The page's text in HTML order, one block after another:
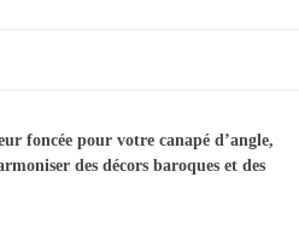
foncée pour votre canapé d’angle,
des décors baroques et des